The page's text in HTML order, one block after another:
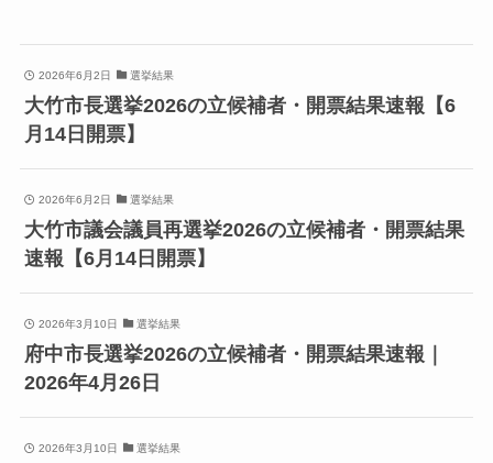
2026年6月2日 選挙結果
大竹市長選挙2026の立候補者・開票結果速報【6
月14日開票】
2026年6月2日 選挙結果
大竹市議会議員再選挙2026の立候補者・開票結果
速報【6月14日開票】
2026年3月10日 選挙結果
府中市長選挙2026の立候補者・開票結果速報｜
2026年4月26日
2026年3月10日 選挙結果